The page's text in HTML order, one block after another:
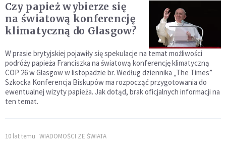
Czy papież wybierze się
na światową konferencję
klimatyczną do Glasgow?
W prasie brytyjskiej pojawiły się spekulacje na temat możliwości
podróży papieża Franciszka na światową konferencję klimatyczną
COP 26 w Glasgow w listopadzie br. Według dziennika „The Times”
Szkocka Konferencja Biskupów ma rozpocząć przygotowania do
ewentualnej wizyty papieża. Jak dotąd, brak oficjalnych informacji na
ten temat.
10 lat temu WIADOMOŚCI ZE ŚWIATA